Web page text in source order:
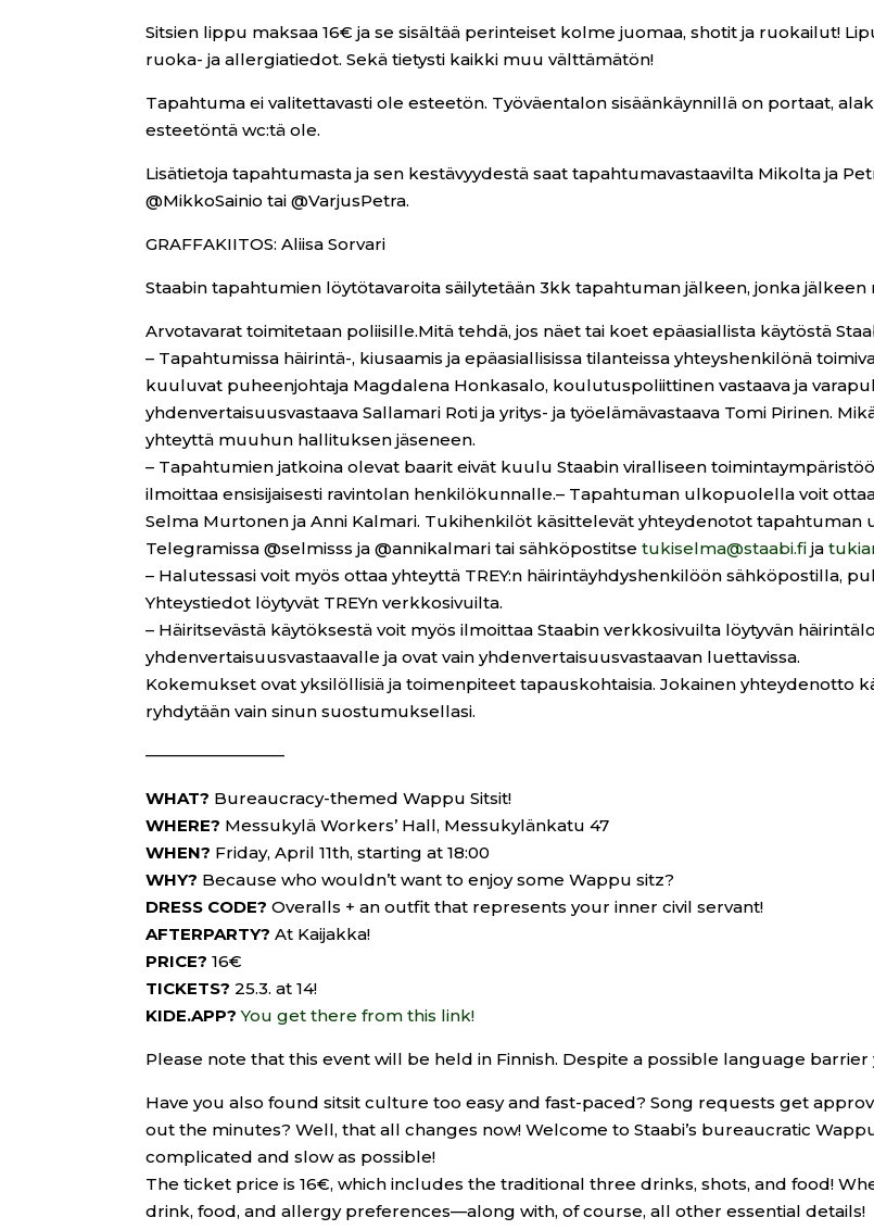
Sitsien lippu maksaa 16€ ja se sisältää perinteiset kolme juomaa, shotit ja ruokailut!
ruoka- ja allergiatiedot. Sekä tietysti kaikki muu välttämätön!
Tapahtuma ei valitettavasti ole esteetön. Työväentalon sisäänkäynnillä on portaat,
esteetöntä wc:tä ole.
Lisätietoja tapahtumasta ja sen kestävyydestä saat tapahtumavastaavilta Mikolta ja
@MikkoSainio tai @VarjusPetra.
GRAFFAKIITOS: Aliisa Sorvari
Staabin tapahtumien löytötavaroita säilytetään 3kk tapahtuman jälkeen, jonka
Arvotavarat toimitetaan poliisille.Mitä tehdä, jos näet tai koet epäasiallista käytöstä
– Tapahtumissa häirintä-, kiusaamis ja epäasiallisissa tilanteissa yhteyshenkilönä
kuuluvat puheenjohtaja Magdalena Honkasalo, koulutuspoliittinen vastaava ja
yhdenvertaisuusvastaava Sallamari Roti ja yritys- ja työelämävastaava Tomi Pirinen.
yhteyttä muuhun hallituksen jäseneen.
– Tapahtumien jatkoina olevat baarit eivät kuulu Staabin viralliseen
ilmoittaa ensisijaisesti ravintolan henkilökunnalle.– Tapahtuman ulkopuolella voit
Selma Murtonen ja Anni Kalmari. Tukihenkilöt käsittelevät yhteydenotot
Telegramissa @selmisss ja @annikalmari tai sähköpostitsetukiselma@staabi.fi ja
– Halutessasi voit myös ottaa yhteyttä TREY:n häirintäyhdyshenkilöön sähköpostilla,
Yhteystiedot löytyvät TREYn verkkosivuilta.
– Häiritsevästä käytöksestä voit myös ilmoittaa Staabin verkkosivuilta löytyvän
yhdenvertaisuusvastaavalle ja ovat vain yhdenvertaisuusvastaavan luettavissa.
Kokemukset ovat yksilöllisiä ja toimenpiteet tapauskohtaisia. Jokainen yhteydenotto
ryhdytään vain sinun suostumuksellasi.
————————–
WHAT? Bureaucracy-themed Wappu Sitsit!
WHERE? Messukylä Workers’ Hall, Messukylänkatu 47
WHEN? Friday, April 11th, starting at 18:00
WHY? Because who wouldn’t want to enjoy some Wappu sitz?
DRESS CODE? Overalls + an outfit that represents your inner civil servant!
AFTERPARTY? At Kaijakka!
PRICE? 16€
TICKETS?25.3. at 14!
KIDE.APP?You get there from this link!
Please note that this event will be held in Finnish. Despite a possible language
Have you also found sitsit culture too easy and fast-paced? Song requests get
out the minutes? Well, that all changes now! Welcome to Staabi’s bureaucratic
complicated and slow as possible!
The ticket price is 16€, which includes the traditional three drinks, shots, and food!
drink, food, and allergy preferences—along with, of course, all other essential details!